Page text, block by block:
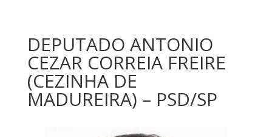
DEPUTADO ANTONIO
CEZAR CORREIA FREIRE
(CEZINHA DE
MADUREIRA) – PSD/SP